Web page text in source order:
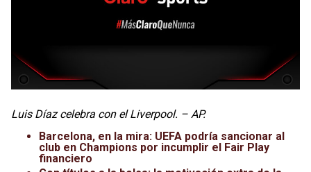
Luis Díaz celebra con el Liverpool. – AP.
Barcelona, en la mira: UEFA podría sancionar al
club en Champions por incumplir el Fair Play
financiero